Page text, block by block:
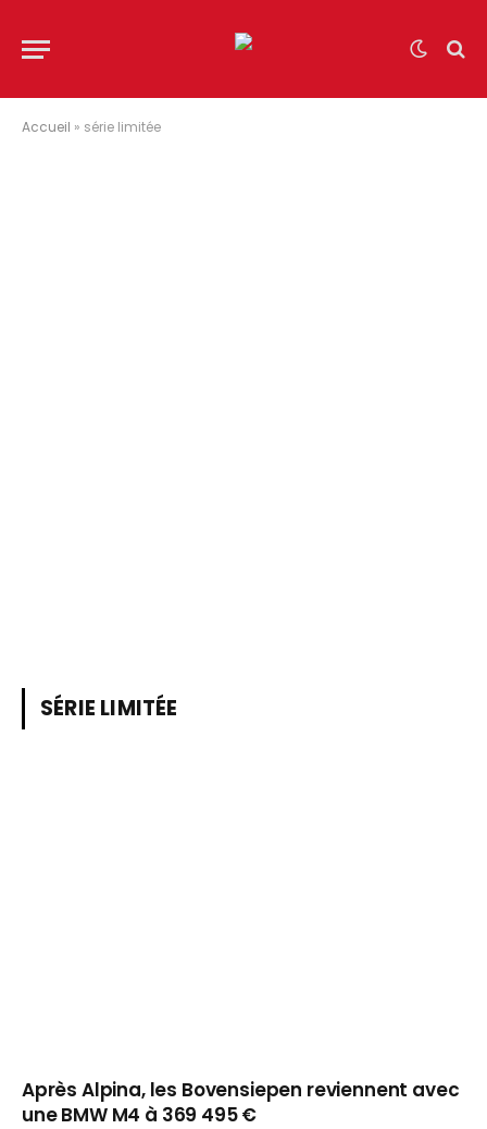
Accueil » série limitée
SÉRIE LIMITÉE
Après Alpina, les Bovensiepen reviennent avec
une BMW M4 à 369 495 €